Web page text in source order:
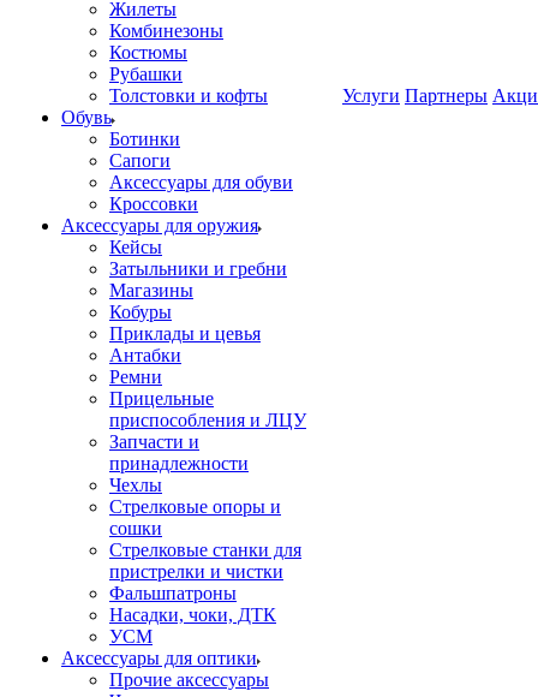
Жилеты
Комбинезоны
Костюмы
Рубашки
Толстовки и кофты
Обувь
Ботинки
Сапоги
Аксессуары для обуви
Кроссовки
Аксессуары для оружия
Кейсы
Затыльники и гребни
Магазины
Кобуры
Приклады и цевья
Антабки
Ремни
Прицельные
приспособления и ЛЦУ
Запчасти и
принадлежности
Чехлы
Стрелковые опоры и
сошки
Стрелковые станки для
пристрелки и чистки
Фальшпатроны
Насадки, чоки, ДТК
УСМ
Аксессуары для оптики
Прочие аксессуары
Услуги Партнеры